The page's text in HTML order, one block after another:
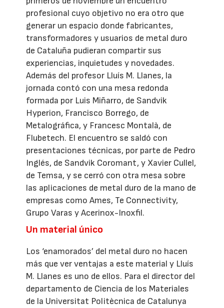
profesional cuyo objetivo no era otro que
generar un espacio donde fabricantes,
transformadores y usuarios de metal duro
de Cataluña pudieran compartir sus
experiencias, inquietudes y novedades.
Además del profesor Lluís M. Llanes, la
jornada contó con una mesa redonda
formada por Luis Miñarro, de Sandvik
Hyperion, Francisco Borrego, de
Metalográfica, y Francesc Montalà, de
Flubetech. El encuentro se saldó con
presentaciones técnicas, por parte de Pedro
Inglés, de Sandvik Coromant, y Xavier Cullel,
de Temsa, y se cerró con otra mesa sobre
las aplicaciones de metal duro de la mano de
empresas como Ames, Te Connectivity,
Grupo Varas y Acerinox-Inoxfil.
Un material único
Los ‘enamorados’ del metal duro no hacen
más que ver ventajas a este material y Lluís
M. Llanes es uno de ellos. Para el director del
departamento de Ciencia de los Materiales
de la Universitat Politècnica de Catalunya